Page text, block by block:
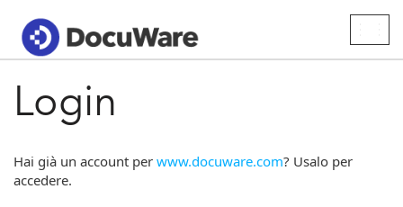
Login
Hai già un account per www.docuware.com? Usalo per
accedere.